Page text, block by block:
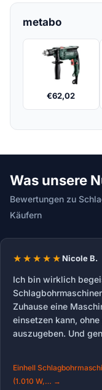
metabo
€62,02
Was unsere
Bewertungen zu
Käufern
Nicole B.
Ich bin wirklich
Zuhause eine
einsetzen kann,
auszugeben. Und
Einhell
(1.010 W,… →